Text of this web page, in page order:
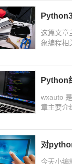
这篇文章
象编程相
Python
wxauto
章主要介
对
今天小编